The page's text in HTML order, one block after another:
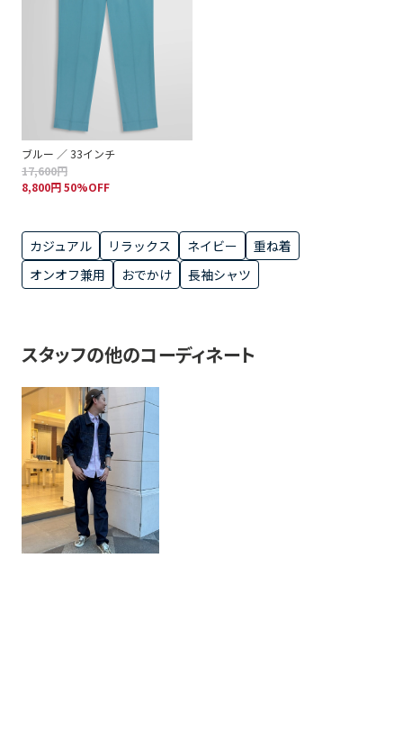
ブルー ／ 33インチ
17,600円
8,800円 50%OFF
カジュアル リラックス ネイビー
重ね着
オンオフ兼用
おでかけ 長袖シャツ
スタッフの他のコーディネート